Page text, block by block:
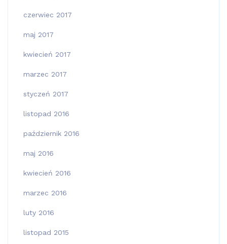
czerwiec 2017
maj 2017
kwiecień 2017
marzec 2017
styczeń 2017
listopad 2016
październik 2016
maj 2016
kwiecień 2016
marzec 2016
luty 2016
listopad 2015